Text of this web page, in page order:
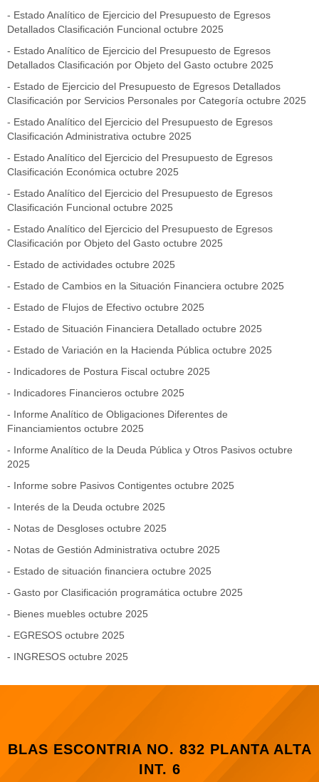
- Estado Analítico de Ejercicio del Presupuesto de Egresos
Detallados Clasificación Funcional octubre 2025
- Estado Analítico de Ejercicio del Presupuesto de Egresos
Detallados Clasificación por Objeto del Gasto octubre 2025
- Estado de Ejercicio del Presupuesto de Egresos Detallados
Clasificación por Servicios Personales por Categoría octubre 2025
- Estado Analítico del Ejercicio del Presupuesto de Egresos
Clasificación Administrativa octubre 2025
- Estado Analítico del Ejercicio del Presupuesto de Egresos
Clasificación Económica octubre 2025
- Estado Analítico del Ejercicio del Presupuesto de Egresos
Clasificación Funcional octubre 2025
- Estado Analítico del Ejercicio del Presupuesto de Egresos
Clasificación por Objeto del Gasto octubre 2025
- Estado de actividades octubre 2025
- Estado de Cambios en la Situación Financiera octubre 2025
- Estado de Flujos de Efectivo octubre 2025
- Estado de Situación Financiera Detallado octubre 2025
- Estado de Variación en la Hacienda Pública octubre 2025
- Indicadores de Postura Fiscal octubre 2025
- Indicadores Financieros octubre 2025
- Informe Analítico de Obligaciones Diferentes de
Financiamientos octubre 2025
- Informe Analítico de la Deuda Pública y Otros Pasivos octubre
2025
- Informe sobre Pasivos Contigentes octubre 2025
- Interés de la Deuda octubre 2025
- Notas de Desgloses octubre 2025
- Notas de Gestión Administrativa octubre 2025
- Estado de situación financiera octubre 2025
- Gasto por Clasificación programática octubre 2025
- Bienes muebles octubre 2025
- EGRESOS octubre 2025
- INGRESOS octubre 2025
BLAS ESCONTRIA NO. 832 PLANTA ALTA
INT. 6